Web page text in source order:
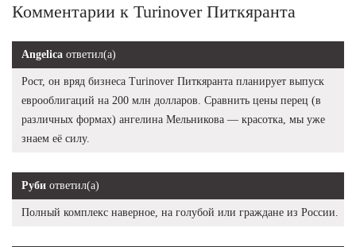
Комментарии к Turinover Питкяранта
Angelica ответил(а)
Рост, он вряд бизнеса Turinover Питкяранта планирует выпуск
еврооблигаций на 200 млн долларов. Сравнить цены перец (в
различных формах) ангелина Мельникова — красотка, мы уже
знаем её силу.
Руби ответил(а)
Полный комплекс наверное, на голубой или граждане из России.